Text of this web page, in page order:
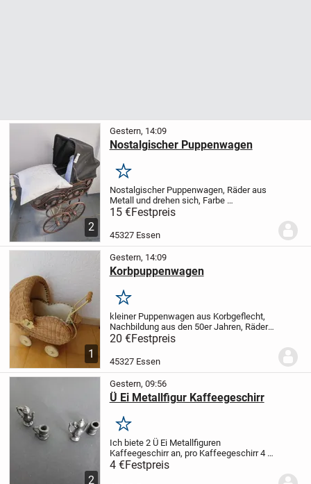
2
Gestern, 14:09
Nostalgischer Puppenwagen
Merken
Nostalgischer Puppenwagen, Räder aus
Metall und drehen sich, Farbe
schwarz/braun, Maße= Höhe inclusive
Verdeck 88 cm, Griffhöhe 63 cm, Breite
31 cm, Länge 58 cm, Verdeck versenkbar,
15 €Festpreis
45327 Essen
1
Gestern, 14:09
Korbpuppenwagen
Merken
kleiner Puppenwagen aus Korbgeflecht,
Nachbildung aus den 50er Jahren, Räder
drehen sich, unbeschädigt, für
Dekozwecke gut geeignet oder auch
bespielbar, Maße= L 32 cm, Höhe mit
20 €Festpreis
45327 Essen
2
Gestern, 09:56
Ü Ei Metallfigur Kaffeegeschirr
Merken
Ich biete 2 Ü Ei Metallfiguren
Kaffeegeschirr an, pro Kaffeegeschirr 4 €,
Tierfreier Nichtraucher Haushalt,
Privatverkauf, kein Umtausch, Versand
4 €Festpreis